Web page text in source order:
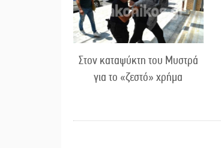
Στον καταψύκτη του Μυστρά
για το «ζεστό» χρήμα